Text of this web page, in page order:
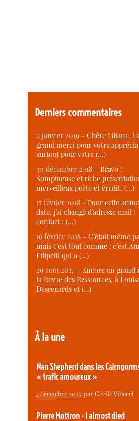
Derniers commentaires
9 janvier 2019 –Chère Liliane,
grand merci pour votre
surtout pour votre (…)
30 décembre 2018 –Bravo !
Somptueuse et riche
merveilleux poète et érudit. (…)
17 février 2018 –Pour cette
date, j’ai changé d’adresse mail :
contact : (…)
16 février 2018 –C’était même
mais c’est tout comme : c’est
Filipetti qui a (…)
29 août 2017 –Encore un grand
la Revue des Ressources, à
Desrenards et (…)
À la une
Nan Shepherd dans les
« trafic amoureux »
7 décembre 2025, parCécile Vibarel
Pierre Mottron - I almost died